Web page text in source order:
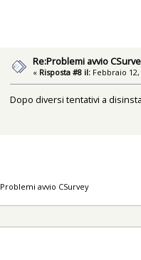
Re:Problemi avvio
« Risposta #8 il: Febbraio 12,
Dopo diversi tentativi a
Problemi avvio CSurvey